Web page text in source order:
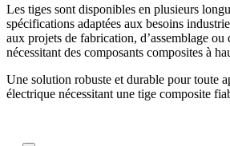
Les tiges sont disponibles en plusieurs
spécifications adaptées aux besoins
aux projets de fabrication, d’assemblage ou
nécessitant des composants composites à
Une solution robuste et durable pour toute
électrique nécessitant une tige composite